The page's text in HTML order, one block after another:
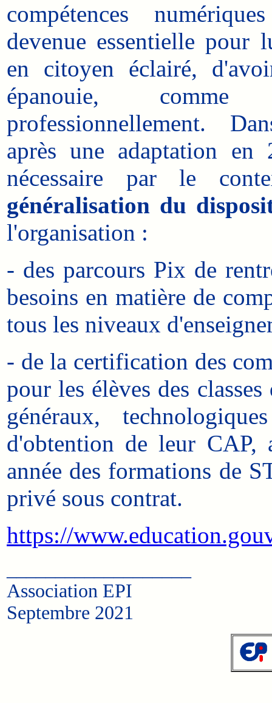
compétences
devenue essentielle pour
en citoyen éclairé,
épanouie,
professionnellement.
après une adaptation en
nécessaire par le
généralisation du
l'organisation :
- des parcours Pix de
besoins en matière de
tous les niveaux
- de la certification des
pour les élèves des
généraux,
d'obtention de leur CAP,
année des formations de
privé sous contrat.
https://
Association EPI
Septembre 2021